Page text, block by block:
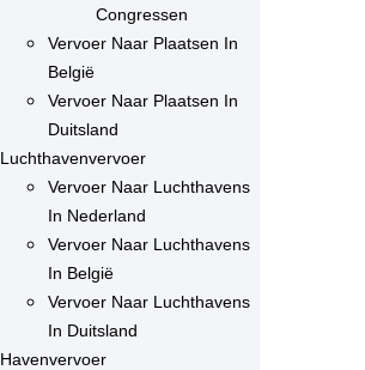
Congressen
Vervoer Naar Plaatsen In
België
Vervoer Naar Plaatsen In
Duitsland
Luchthavenvervoer
Vervoer Naar Luchthavens
In Nederland
Vervoer Naar Luchthavens
In België
Vervoer Naar Luchthavens
In Duitsland
Havenvervoer